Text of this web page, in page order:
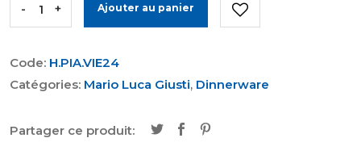
- + Ajouter au panier
Code: H.PIA.VIE24
Catégories: Mario Luca Giusti, Dinnerware
Partager ce produit: